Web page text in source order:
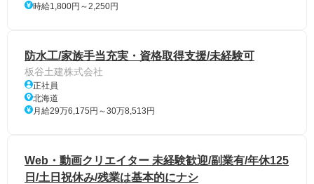
時給1,800円～2,250円
防水工/家族手当充実・資格取得支援/未経験可
板谷土建株式会社
正社員
北海道
月給29万6,175円～30万8,513円
Web・動画クリエイター 未経験歓迎/副業有/年休125
日/土日祝休み/残業は基本的にナシ